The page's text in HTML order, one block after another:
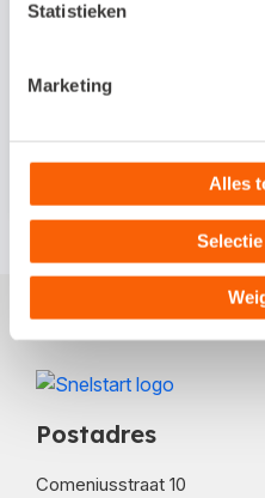
Statistieken
Marketing
Alles
softwarepakket dat
bestanden lezen en
Postadres
Comeniusstraat 10